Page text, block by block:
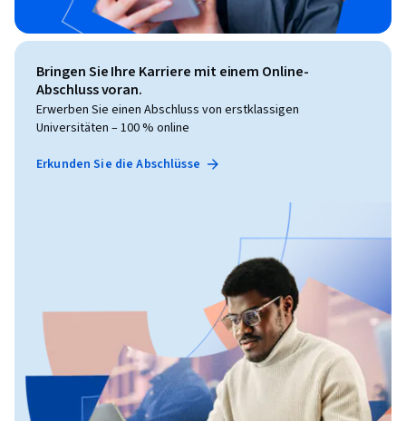
Bringen Sie Ihre Karriere mit einem Online-
Abschluss voran.
Erwerben Sie einen Abschluss von erstklassigen
Universitäten – 100 % online
Erkunden Sie die Abschlüsse